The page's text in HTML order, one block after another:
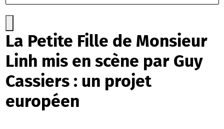
La Petite Fille de Monsieur
Linh mis en scène par Guy
Cassiers : un projet
européen